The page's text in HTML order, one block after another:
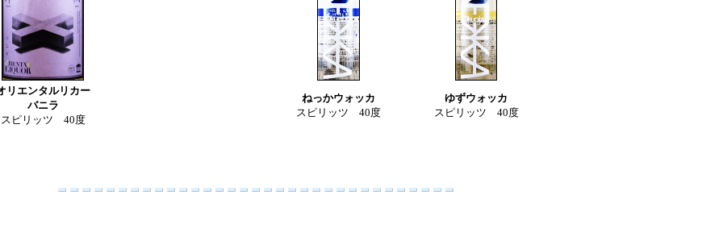
リエンタルリカー
バニラ
スピリッツ 40度
ねっかウォッカ
スピリッツ 40度
ゆずウォッカ
スピリッツ 40度